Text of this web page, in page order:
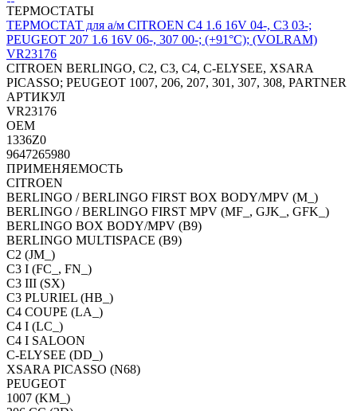
ТЕРМОСТАТЫ
ТЕРМОСТАТ для а/м CITROEN C4 1.6 16V 04-, C3 03-;
PEUGEOT 207 1.6 16V 06-, 307 00-; (+91°С); (VOLRAM)
VR23176
CITROEN BERLINGO, C2, C3, C4, C-ELYSEE, XSARA
PICASSO; PEUGEOT 1007, 206, 207, 301, 307, 308, PARTNER
АРТИКУЛ
VR23176
OEM
1336Z0
9647265980
ПРИМЕНЯЕМОСТЬ
CITROEN
BERLINGO / BERLINGO FIRST BOX BODY/MPV (M_)
BERLINGO / BERLINGO FIRST MPV (MF_, GJK_, GFK_)
BERLINGO BOX BODY/MPV (B9)
BERLINGO MULTISPACE (B9)
C2 (JM_)
C3 I (FC_, FN_)
C3 III (SX)
C3 PLURIEL (HB_)
C4 COUPE (LA_)
C4 I (LC_)
C4 I SALOON
C-ELYSEE (DD_)
XSARA PICASSO (N68)
PEUGEOT
1007 (KM_)